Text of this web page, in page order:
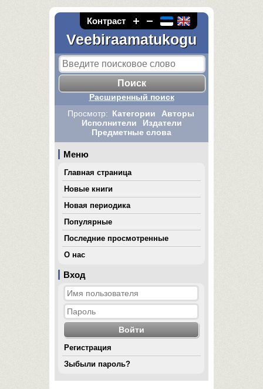
Контраст
Veebiraamatukogu
Вход
Регистрация
Зыбыли пароль?
Расширенный поиск
Просмотр: Категории
Авторы
Исполнители
Издатели
Предметные слова
Меню
Главная страница
Новые книги
Новая периодика
Популярные
Последние просмотренные
О нас